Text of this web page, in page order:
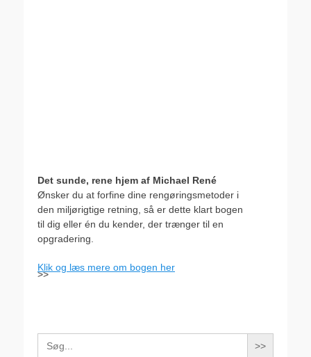
Det sunde, rene hjem af Michael René
Ønsker du at forfine dine rengøringsmetoder i
den miljørigtige retning, så er dette klart bogen
til dig eller én du kender, der trænger til en
opgradering.
Klik og læs mere om bogen her
>>
Search
for: